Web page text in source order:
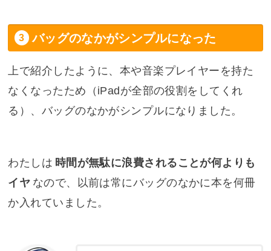
バッグのなかがシンプルになった
上で紹介したように、本や音楽プレイヤーを持た
なくなったため（iPadが全部の役割をしてくれ
る）、バッグのなかがシンプルになりました。
わたしは 時間が無駄に浪費されることが何よりも
イヤ なので、以前は常にバッグのなかに本を何冊
か入れていました。